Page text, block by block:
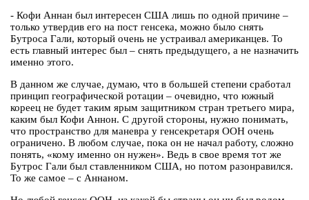
- Кофи Аннан был интересен США лишь по одной причине –
только утвердив его на пост генсека, можно было снять
Бутроса Гали, который очень не устраивал американцев. То
есть главный интерес был – снять предыдущего, а не назначить
именно этого.
В данном же случае, думаю, что в большей степени сработал
принцип географической ротации – очевидно, что южный
кореец не будет таким ярым защитником стран третьего мира,
каким был Кофи Аннон. С другой стороны, нужно понимать,
что пространство для маневра у генсекретаря ООН очень
ограничено. В любом случае, пока он не начал работу, сложно
понять, «кому именно он нужен». Ведь в свое время тот же
Бутрос Гали был ставленником США, но потом разонравился.
То же самое – с Аннаном.